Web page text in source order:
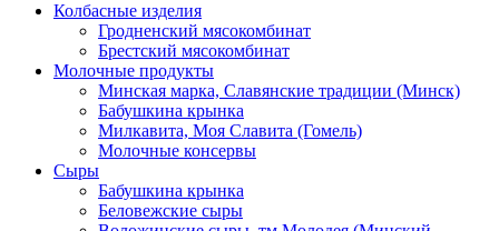
Колбасные изделия
Гродненский мясокомбинат
Брестский мясокомбинат
Молочные продукты
Минская марка, Славянские традиции (Минск)
Бабушкина крынка
Милкавита, Моя Славита (Гомель)
Молочные консервы
Сыры
Бабушкина крынка
Беловежские сыры